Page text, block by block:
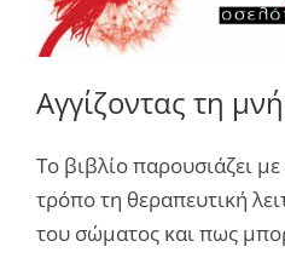
Αγγίζοντας τη
Το βιβλίο παρουσιάζει
τρόπο τη θεραπευτική
του σώματος και πως